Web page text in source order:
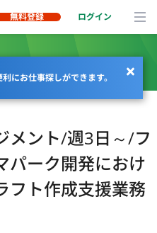
無料登録 ログイン
にお仕事探しができます。
メント/週3日～/フ
ーク開発におけ
フト作成支援業務